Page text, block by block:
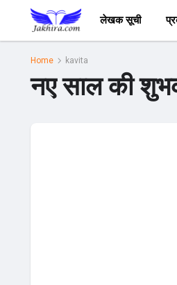
लेखक सूची
Home kavita
नए साल की